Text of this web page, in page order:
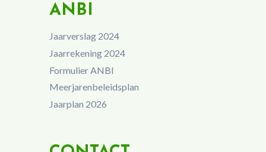
ANBI
Jaarverslag 2024
Jaarrekening 2024
Formulier ANBI
Meerjarenbeleidsplan
Jaarplan 2026